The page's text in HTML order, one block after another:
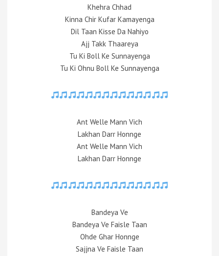
Khehra Chhad
Kinna Chir Kufar Kamayenga
Dil Taan Kisse Da Nahiyo
Ajj Takk Thaareya
Tu Ki Boll Ke Sunnayenga
Tu Ki Ohnu Boll Ke Sunnayenga
Ant Welle Mann Vich
Lakhan Darr Honnge
Ant Welle Mann Vich
Lakhan Darr Honnge
Bandeya Ve
Bandeya Ve Faisle Taan
Ohde Ghar Honnge
Sajjna Ve Faisle Taan